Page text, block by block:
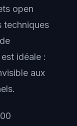
open
techniques
idéale :
aux